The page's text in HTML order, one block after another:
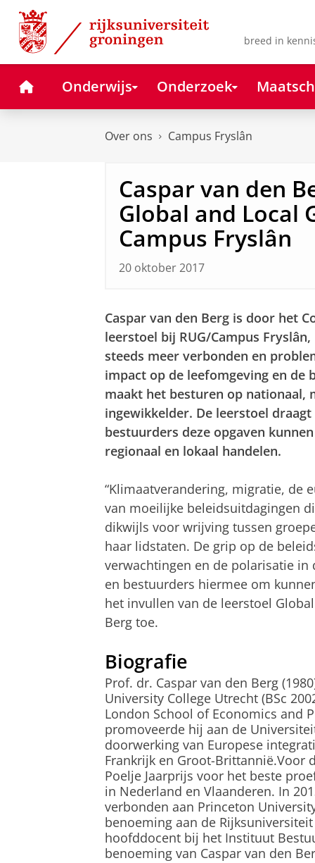
Skip
Content
Skip
Navigation
breed in
HomeOnderwijs Onderzoek
Over ons Campus Fryslân
Caspar van den
Global and Local
Campus Fryslân
20 oktober 2017
Caspar van den Berg is door het
leerstoel bij RUG/Campus
steeds meer verbonden en
impact op de leefomgeving en de
maakt het besturen op nationaal,
ingewikkelder. De leerstoel
bestuurders deze opgaven
regionaal en lokaal handelen.
“Klimaatverandering, migratie, de
van moeilijke beleidsuitdagingen
dikwijls voor wrijving tussen
haar lidstaten. De grip op de
verwachtingen en de polarisatie
en bestuurders hiermee om
het invullen van de leerstoel
Berg toe.
Biografie
Prof. dr. Caspar van den Berg
University College Utrecht (BSc
London School of Economics and
promoveerde hij aan de
doorwerking van Europese
Frankrijk en Groot-Brittannië.Voor
Poelje Jaarprijs voor het beste
in Nederland en Vlaanderen. In
verbonden aan Princeton
benoeming aan de
hoofddocent bij het Instituut
benoeming van Caspar van den